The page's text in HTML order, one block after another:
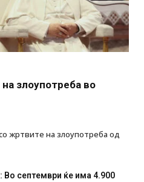
злоупотреба во
жртвите на злоупотреба од
Во септември ќе има 4.900